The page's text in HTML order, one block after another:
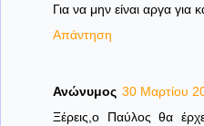
Για να μην είναι αργα για
Απάντηση
Ανώνυμος 30 Μαρτίου
Ξέρεις,ο Παύλος θα